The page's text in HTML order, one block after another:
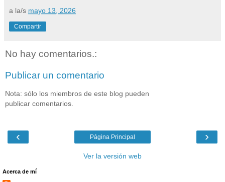
a la/s mayo 13, 2026
Compartir
No hay comentarios.:
Publicar un comentario
Nota: sólo los miembros de este blog pueden
publicar comentarios.
‹ ›
Página Principal
Ver la versión web
Acerca de mí